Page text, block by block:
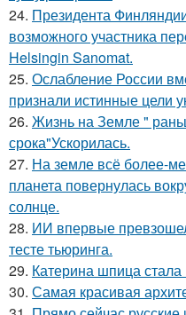
24. Президента
возможного участника
Helsingin Sanomat.
25. Ослабление России
признали истинные цели
26. Жизнь на Земле "
срока"Ускорилась.
27. На земле всё более-
планета повернулась
солнце.
28. ИИ впервые
тесте тьюринга.
29. Катерина шпица
30. Самая красивая